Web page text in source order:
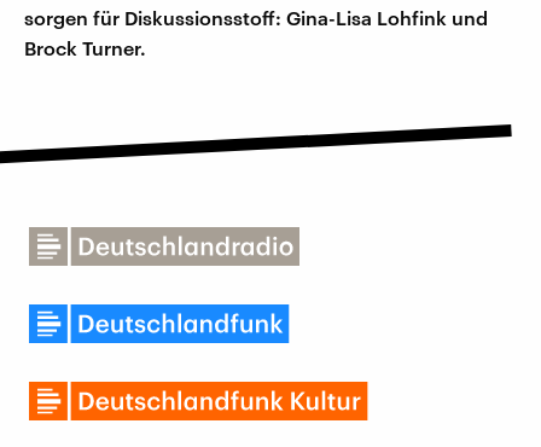
sorgen für Diskussionsstoff: Gina-Lisa Lohfink und
Brock Turner.